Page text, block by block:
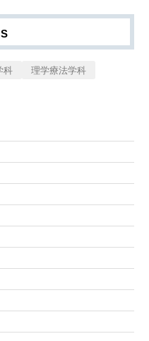
科
理学療法学科